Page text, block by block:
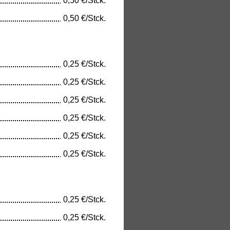
0,50 €/Stck.
0,25 €/Stck.
0,25 €/Stck.
0,25 €/Stck.
0,25 €/Stck.
0,25 €/Stck.
0,25 €/Stck.
0,25 €/Stck.
0,25 €/Stck.